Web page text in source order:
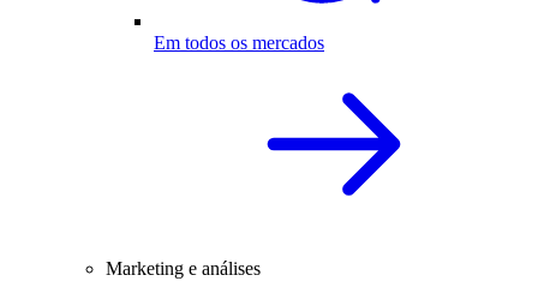
Em todos os mercados
Marketing e análises